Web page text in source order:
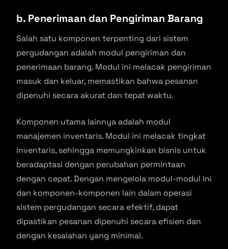
b. Penerimaan dan Pengiriman Barang
Salah satu komponen terpenting dari sistem
pergudangan adalah modul pengiriman dan
penerimaan barang. Modul ini melacak pengiriman
masuk dan keluar, memastikan bahwa pesanan
dipenuhi secara akurat dan tepat waktu.
Komponen utama lainnya adalah modul
manajemen inventaris. Modul ini melacak tingkat
inventaris, sehingga memungkinkan bisnis untuk
beradaptasi dengan perubahan permintaan
dengan cepat. Dengan mengelola modul-modul ini
dan komponen-komponen lain dalam operasi
sistem pergudangan secara efektif, dapat
dipastikan pesanan dipenuhi secara efisien dan
dengan kesalahan yang minimal.